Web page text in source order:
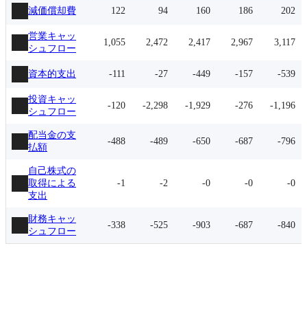
減価償却費 122 94 160 186 202
営業キャッ
シュフロー
1,055 2,472 2,417 2,967 3,117
資本的支出 -111 -27 -449 -157 -539
投資キャッ
シュフロー
-120 -2,298 -1,929 -276 -1,196
配当金の支
払額
-488 -489 -650 -687 -796
自己株式の
取得による
支出
-1 -2 -0 -0 -0
財務キャッ
シュフロー
-338 -525 -903 -687 -840